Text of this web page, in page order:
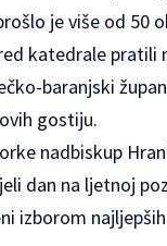
je više od 50
katedrale
baranjski
gostiju.
nadbiskup
dan na ljetnoj
izborom